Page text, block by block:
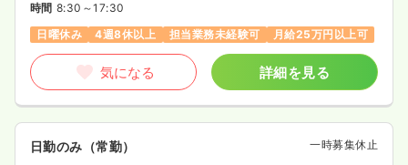
時間 8:30～17:30
日曜休み
4週8休以上 担当業務未経験可 月給25万円以上可
気になる 詳細を見る
日勤のみ（常勤） 一時募集休止